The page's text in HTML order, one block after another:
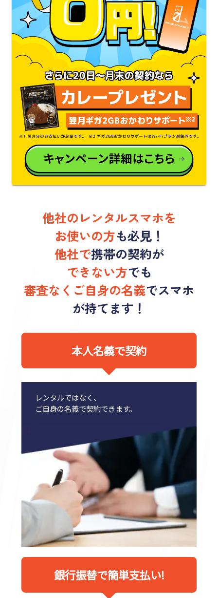
他社のレンタルスマホを
お使いの方も必見！
他社で携帯の契約が
できない方でも
審査なくご自身の名義でスマホ
が持てます！
本人名義で契約
レンタルではなく、
ご自身の名義で契約できます。
銀行振替で簡単支払い!